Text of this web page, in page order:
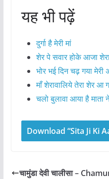
यह भी पढ़ें
दुर्गा है मेरी मां
शेर पे सवार होके आजा
भोर भई दिन चढ़ गया मेरी
माँ शेरावालिये तेरा शेर आ
चलो बुलावा आया है माता
Download “Sita Ji Ki
चामुंडा देवी चालीसा –